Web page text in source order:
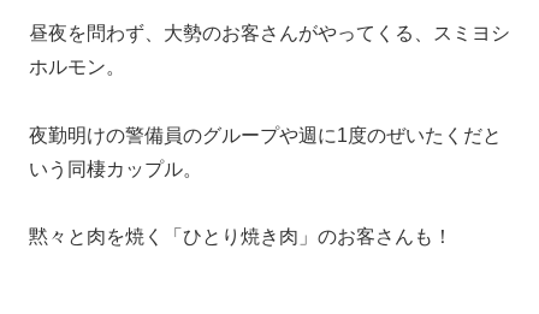
昼夜を問わず、大勢のお客さんがやってくる、スミヨシ
ホルモン。
夜勤明けの警備員のグループや週に1度のぜいたくだと
いう同棲カップル。
黙々と肉を焼く「ひとり焼き肉」のお客さんも！